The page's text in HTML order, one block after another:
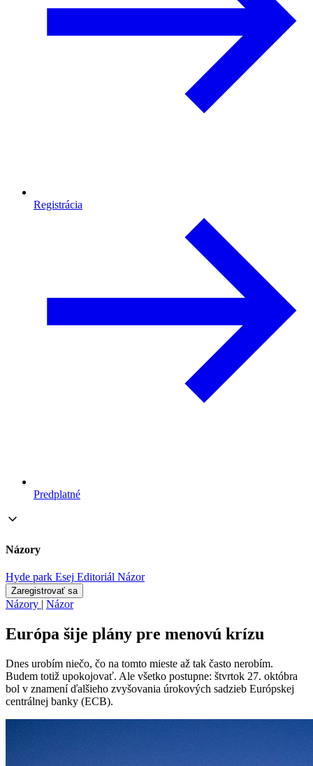
Registrácia
Predplatné
Názory
Hyde park Esej Editoriál Názor
Zaregistrovať sa
Názory | Názor
Európa šije plány pre menovú krízu
Dnes urobím niečo, čo na tomto mieste až tak často nerobím.
Budem totiž upokojovať. Ale všetko postupne: štvrtok 27. októbra
bol v znamení ďalšieho zvyšovania úrokových sadzieb Európskej
centrálnej banky (ECB).